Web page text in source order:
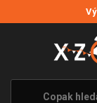
VÝPRODEJ
VIDEOHRY
XZONE